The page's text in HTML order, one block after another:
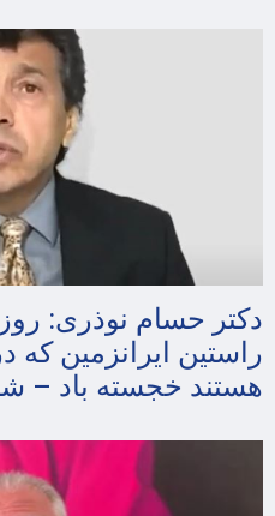
دکتر حسام نوذری:
راستین ایرانزمین که
هستند خجسته باد –